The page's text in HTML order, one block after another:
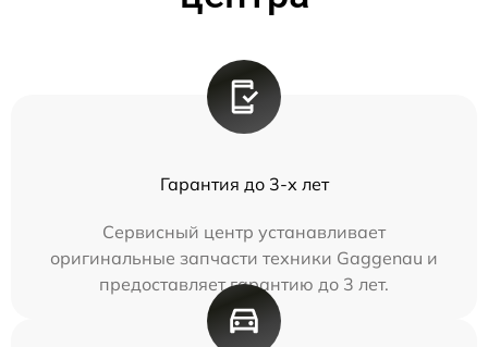
Гарантия до 3-х лет
Сервисный центр устанавливает
оригинальные запчасти техники Gaggenau и
предоставляет гарантию до 3 лет.